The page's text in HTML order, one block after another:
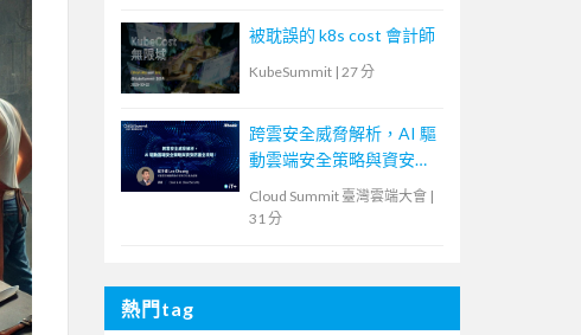
被耽誤的 k8s cost 會計師
KubeSummit | 27 分
跨雲安全威脅解析，AI 驅
動雲端安全策略與資安防
Cloud Summit 臺灣雲端大會 |
31 分
熱門tag